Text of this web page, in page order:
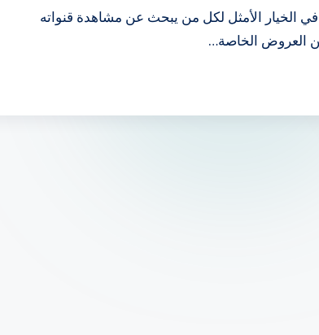
الخيار الأمثل لكل من يبحث عن مشاهدة قنواته
العروض الخاصة…